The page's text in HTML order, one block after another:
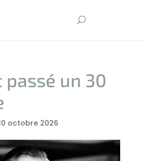
passé un 30
octobre 2026